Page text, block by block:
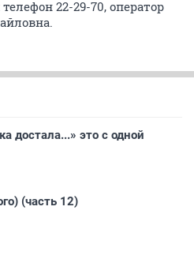
22-29-70, оператор
достала...» это с одной
(часть 12)